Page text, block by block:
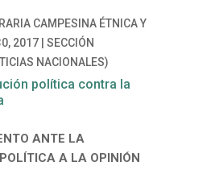
CAMPESINA ÉTNICA Y
2017| SECCIÓN
NACIONALES)
política contra la
ANTE LA
A LA OPINIÓN